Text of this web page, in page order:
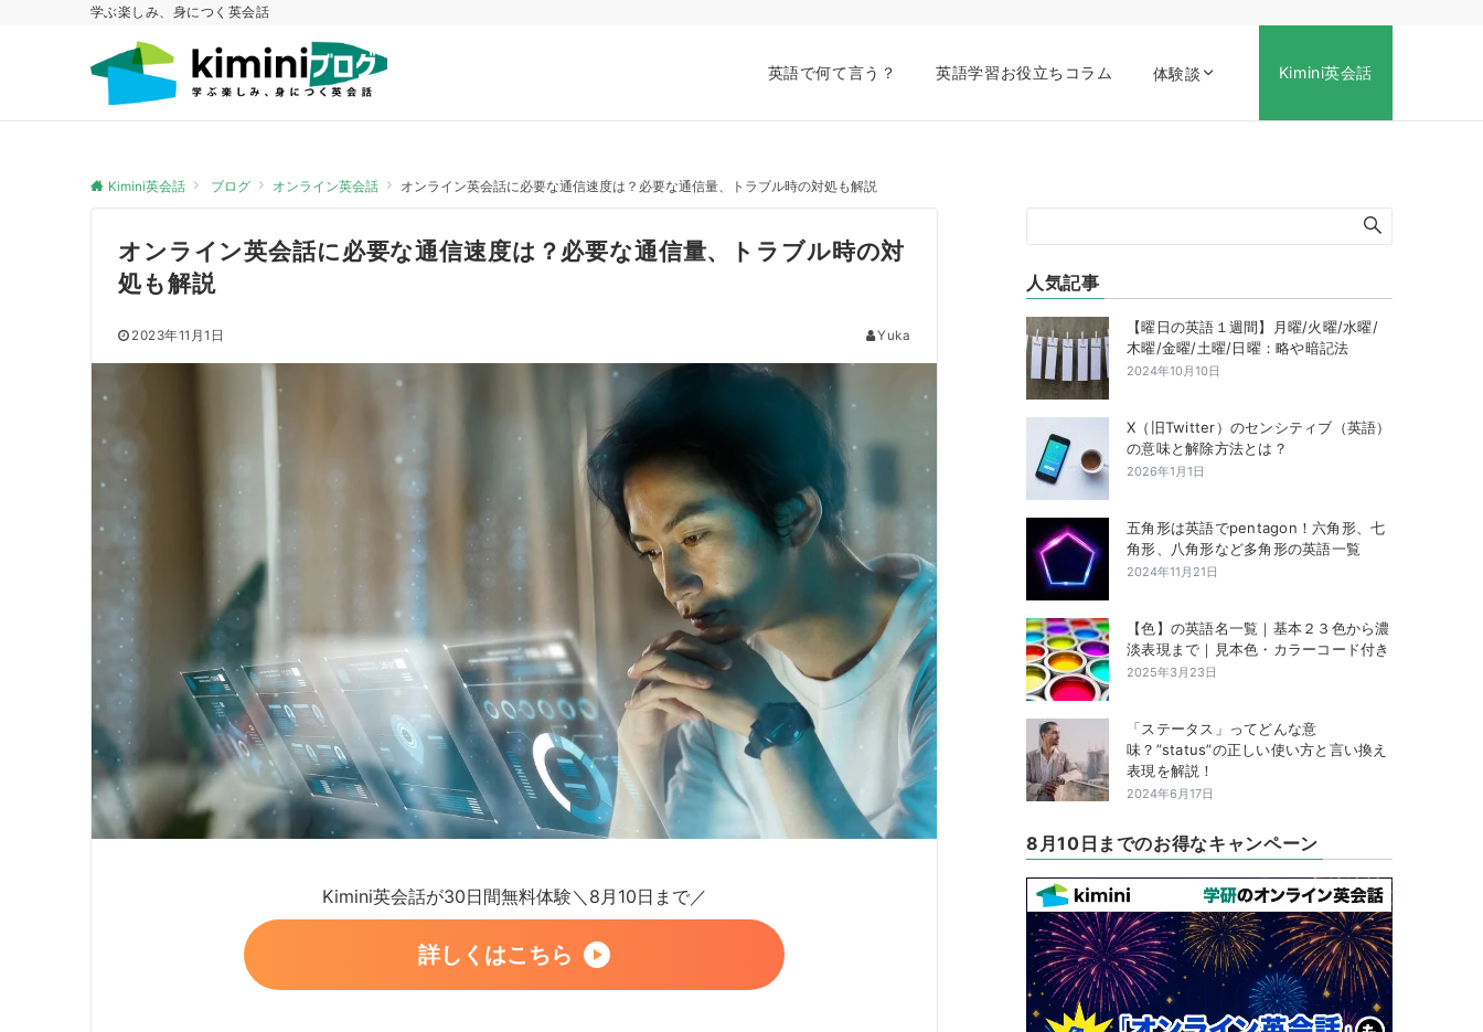
学ぶ楽しみ、身につく英会話
英語で何て言う？ 英語学習お役立ちコラム 体験談 Kimini英会話
Kimini英会話 ブログ オンライン英会話 オンライン英会話に必要な通信速度は？必要な通信量、トラブル時の対処も解説
オンライン英会話に必要な通信速度は？必要な通信量、トラブル時の対
処も解説
2023年11月1日 Yuka
Kimini英会話が30日間無料体験＼8月10日まで／
詳しくはこちら
人気記事
【曜日の英語１週間】月曜/火曜/水曜/
木曜/金曜/土曜/日曜：略や暗記法
2024年10月10日
X（旧Twitter）のセンシティブ（英語）
の意味と解除方法とは？
2026年1月1日
五角形は英語でpentagon！六角形、七
角形、八角形など多角形の英語一覧
2024年11月21日
【色】の英語名一覧｜基本２３色から濃
淡表現まで｜見本色・カラーコード付き
2025年3月23日
「ステータス」ってどんな意
味？”status”の正しい使い方と言い換え
表現を解説！
2024年6月17日
8月10日までのお得なキャンペーン